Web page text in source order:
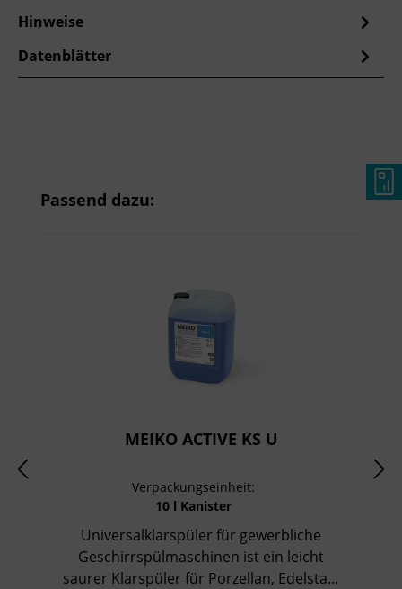
Hinweise
Datenblätter
Produktgalerie überspringen
Passend dazu:
MEIKO ACTIVE KS U
Verpackungseinheit:
10 l Kanister
Universalklarspüler für gewerbliche
Geschirrspülmaschinen ist ein leicht
saurer Klarspüler für Porzellan, Edelstahl